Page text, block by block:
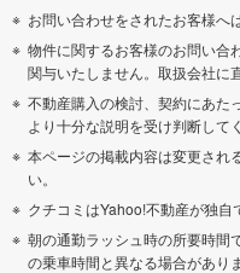
お問い合わせをされたお客様へ
物件に関するお客様のお問い合
関与いたしません。取扱会社に
不動産購入の検討、契約にあた
より十分な説明を受け判断して
本ページの掲載内容は変更され
い。
クチコミはYahoo!不動産が独自
朝の通勤ラッシュ時の所要時間
の乗車時間と異なる場合がありま